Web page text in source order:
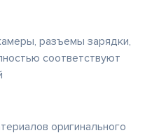
разъемы зарядки,
соответствуют
оригинального